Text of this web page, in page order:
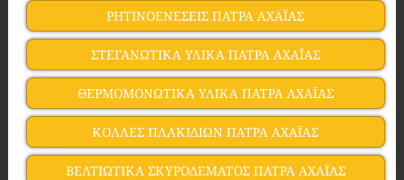
ΡΗΤΙΝΟΕΝΕΣΕΙΣ ΠΑΤΡΑ ΑΧΑΪΑΣ
ΣΤΕΓΑΝΩΤΙΚΑ ΥΛΙΚΑ ΠΑΤΡΑ ΑΧΑΪΑΣ
ΘΕΡΜΟΜΟΝΩΤΙΚΑ ΥΛΙΚΑ ΠΑΤΡΑ ΑΧΑΪΑΣ
ΚΟΛΛΕΣ ΠΛΑΚΙΔΙΩΝ ΠΑΤΡΑ ΑΧΑΪΑΣ
ΒΕΛΤΙΩΤΙΚΑ ΣΚΥΡΟΔΕΜΑΤΟΣ ΠΑΤΡΑ ΑΧΑΪΑΣ